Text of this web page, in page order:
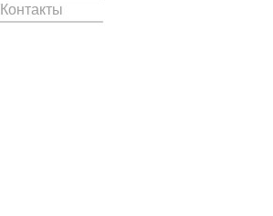
Контакты